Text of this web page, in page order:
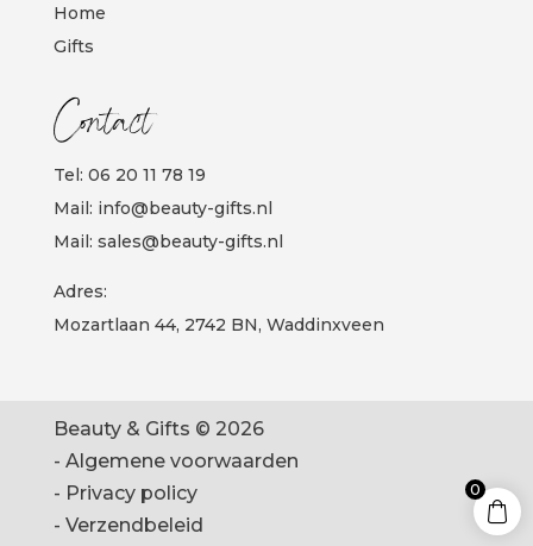
Home
Gifts
Contact
Tel: 06 20 11 78 19
Mail: info@beauty-gifts.nl
Mail: sales@beauty-gifts.nl
Adres:
Mozartlaan 44, 2742 BN, Waddinxveen
Beauty & Gifts © 2026
- Algemene voorwaarden
- Privacy policy
- Verzendbeleid
0